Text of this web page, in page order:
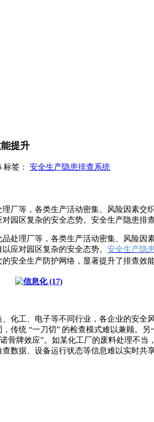
提升
标签： 安全生产隐患排查系统
厂等，各类生产活动密集、风险因素交
园区复杂的安全态势。安全生产隐患排
处理厂等，各类生产活动密集、风险因
应对园区复杂的安全态势。 安全生产隐
全生产防护网络，显著提升了排查效
化工、电子等不同行业，各企业的安全
统 “一刀切” 的检查模式难以兼顾。
牌效应”。如某化工厂的废料处理不
数据、设备运行状态等信息难以实时共